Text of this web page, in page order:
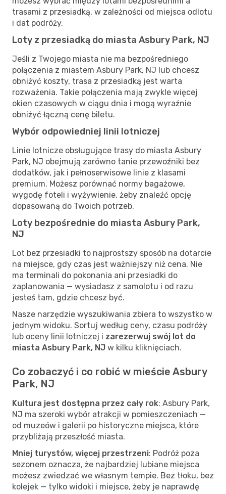
trasami z przesiadką, w zależności od miejsca odlotu
i dat podróży.
Loty z przesiadką do miasta Asbury Park, NJ
Jeśli z Twojego miasta nie ma bezpośredniego
połączenia z miastem Asbury Park, NJ lub chcesz
obniżyć koszty, trasa z przesiadką jest warta
rozważenia. Takie połączenia mają zwykle więcej
okien czasowych w ciągu dnia i mogą wyraźnie
obniżyć łączną cenę biletu.
Wybór odpowiedniej linii lotniczej
Linie lotnicze obsługujące trasy do miasta Asbury
Park, NJ obejmują zarówno tanie przewoźniki bez
dodatków, jak i pełnoserwisowe linie z klasami
premium. Możesz porównać normy bagażowe,
wygodę foteli i wyżywienie, żeby znaleźć opcję
dopasowaną do Twoich potrzeb.
Loty bezpośrednie do miasta Asbury Park,
NJ
Lot bez przesiadki to najprostszy sposób na dotarcie
na miejsce, gdy czas jest ważniejszy niż cena. Nie
ma terminali do pokonania ani przesiadki do
zaplanowania — wysiadasz z samolotu i od razu
jesteś tam, gdzie chcesz być.
Nasze narzędzie wyszukiwania zbiera to wszystko w
jednym widoku. Sortuj według ceny, czasu podróży
lub oceny linii lotniczej i zarezerwuj swój lot do
miasta Asbury Park, NJ w kilku kliknięciach.
Co zobaczyć i co robić w mieście Asbury
Park, NJ
Kultura jest dostępna przez cały rok: Asbury Park,
NJ ma szeroki wybór atrakcji w pomieszczeniach —
od muzeów i galerii po historyczne miejsca, które
przybliżają przeszłość miasta.
Mniej turystów, więcej przestrzeni: Podróż poza
sezonem oznacza, że najbardziej lubiane miejsca
możesz zwiedzać we własnym tempie. Bez tłoku, bez
kolejek — tylko widoki i miejsce, żeby je naprawdę